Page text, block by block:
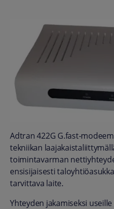
Adtran 422G G.fast-
tekniikan
toimintavarman
ensisijaisesti
tarvittava laite.
Yhteyden jakamiseksi